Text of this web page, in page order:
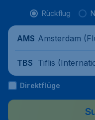
Rückflug
AMS Amsterdam
TBS Tiflis
eorgien
Direktflüge